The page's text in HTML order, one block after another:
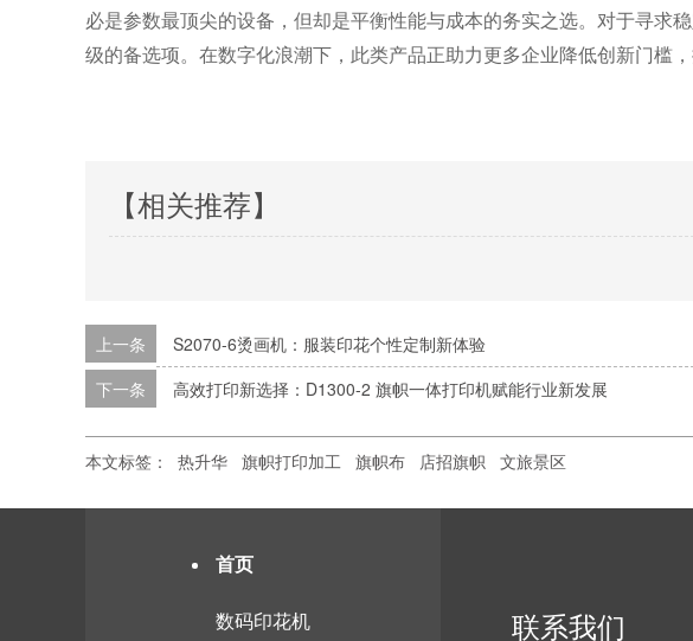
必是参数最顶尖的设备，但却是平衡性能与成本的务实之选。对于寻求
级的备选项。在数字化浪潮下，此类产品正助力更多企业降低创新门槛，
【相关推荐】
上一条
S2070-6烫画机：服装印花个性定制新体验
下一条 高效打印新选择：D1300-2 旗帜一体打印机赋能行业新发展
本文标签： 热升华 旗帜打印加工 旗帜布 店招旗帜 文旅景区
首页
数码印花机 联系我们